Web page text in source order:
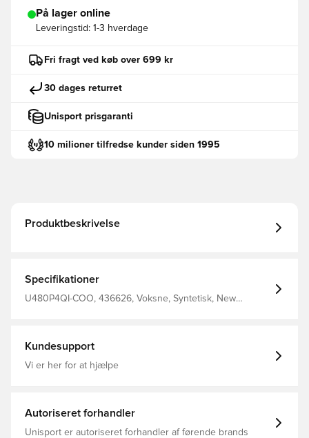
På lager online
Leveringstid: 1-3 hverdage
Fri fragt ved køb over 699 kr
30 dages returret
Unisport prisgaranti
10 milioner tilfredse kunder siden 1995
Produktbeskrivelse
Specifikationer
U480P4QI-COO, 436626, Voksne, Syntetisk, New
Kundesupport
Vi er her for at hjælpe
Autoriseret forhandler
Unisport er autoriseret forhandler af førende brands